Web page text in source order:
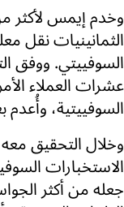
وخدم إيمس لأكثر
الثمانينيات نقل
السوفييتي. ووفق
عشرات العملاء
السوفييتية،
وخلال التحقيق
جعله من أكثر